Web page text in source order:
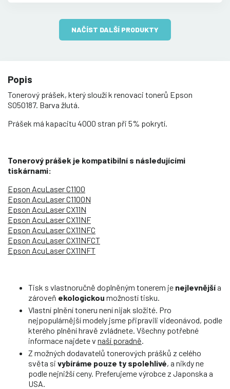
NAČÍST DALŠÍ PRODUKTY
Popis
Tonerový prášek, který slouží k renovaci tonerů Epson
S050187. Barva žlutá.
Prášek má kapacitu 4000 stran při 5% pokrytí.
Tonerový prášek je kompatibilní s následujícími
tiskárnami:
Epson AcuLaser C1100
Epson AcuLaser C1100N
Epson AcuLaser CX11N
Epson AcuLaser CX11NF
Epson AcuLaser CX11NFC
Epson AcuLaser CX11NFCT
Epson AcuLaser CX11NFT
Tisk s vlastnoručně doplněným tonerem je nejlevnějšía
zároveň ekologickou možností tisku.
Vlastní plnění toneru není nijak složité. Pro
nejpopulárnější modely jsme připravili videonávod, podle
kterého plnění hravě zvládnete. Všechny potřebné
informace najdete v naší poradně.
Z možných dodavatelů tonerových prášků z celého
světa si vybíráme pouze ty spolehlivé, a nikdy ne
podle nejnižší ceny. Preferujeme výrobce z Japonska a
USA.